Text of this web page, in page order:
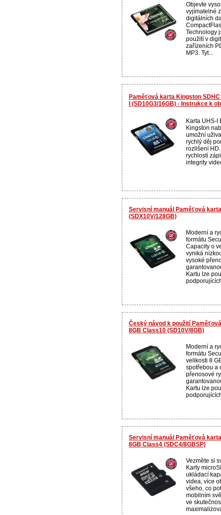
Objevte
vyjímatelné
digitálních
Technology
použití v
zařízeních
MP3. Tyt...
Paměťová karta Kingston
I (SD10G3/16GB) - Instrukce k
Karta UHS-I
Kingston
umožní
rychlý děj
rozlišení
rychlostí
integrity
Servisní manuál Paměťová
(SDX10V/128GB)
Moderní a
formátu
Capacity o
vyniká
vysoké
Kartu lze
Český návod k použití
8GB Class10 (SD10V/8GB)
Moderní a
formátu
velikosti 8
spotřebou a
přenosové
Kartu lze
Servisní manuál Paměťová
8GB Class4 (SDC4/8GBSP)
Vezměte si
Karty
ukládací
videa, více
všeho, co
mobilním
ve